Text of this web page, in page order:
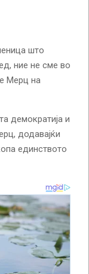
што
ние не сме во
Мерц на
демократија и
додавајќи
единството